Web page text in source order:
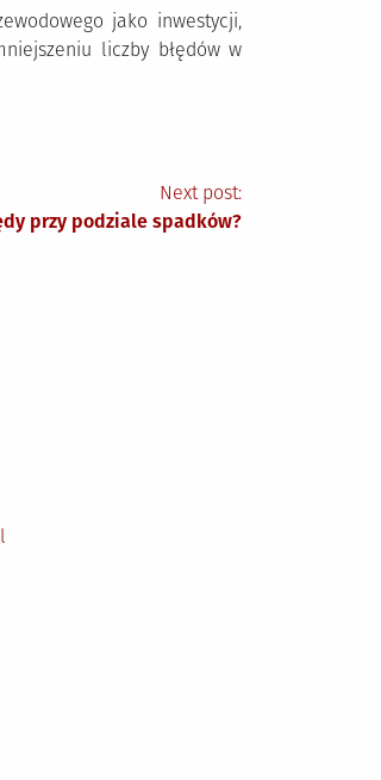
jako inwestycji,
liczby błędów w
Next post:
przy podziale spadków?